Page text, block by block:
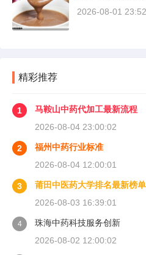
2026-08-01
精彩推荐
1
马鞍山中药代加工最新流程
2026-08-04 23:00:02
2
福州中药行业标准
2026-08-04 12:00:01
3
莆田中医药大学排名最新榜单
2026-08-03 16:39:01
4
珠海中药科技服务创新
2026-08-02 12:00:02